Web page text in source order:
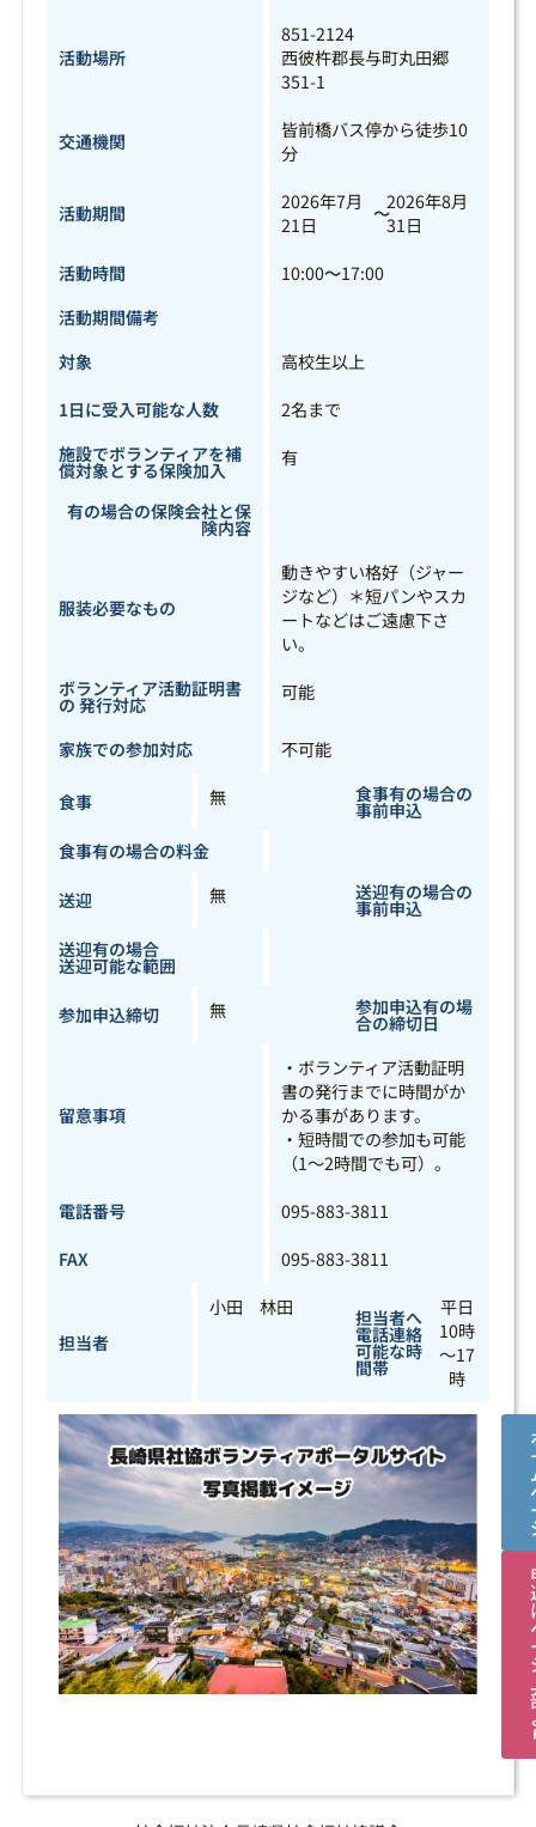
活動場所
851-2124
西彼杵郡長与町丸田郷
351-1
交通機関
皆前橋バス停から徒歩10
分
活動期間
2026年7月
21日
～2026年8月
31日
活動時間
10:00～17:00
活動期間備考
対象
高校生以上
1日に受入可能な人数
2名まで
施設でボランティアを補
償対象とする保険加入
有
有の場合の保険会社と保
険内容
服装必要なもの
動きやすい格好（ジャー
ジなど）＊短パンやスカ
ートなどはご遠慮下さ
い。
ボランティア活動証明書
の 発行対応
可能
家族での参加対応 不可能
食事 無 食事有の場合の
事前申込
食事有の場合の料金
送迎 無 送迎有の場合の
事前申込
送迎有の場合
送迎可能な範囲
参加申込締切 無 参加申込有の場
合の締切日
留意事項
・ボランティア活動証明
書の発行までに時間がか
かる事があります。
・短時間での参加も可能
（1～2時間でも可）。
電話番号
095-883-3811
FAX
095-883-3811
担当者
小田 林田 担当者へ
電話連絡
可能な時
間帯
平日
10時
～17
時